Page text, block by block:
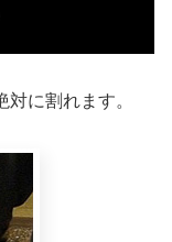
に割れます。